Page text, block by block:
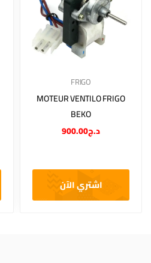
FRIGO
MOTEUR VENTILO FRIGO
BEKO
د.ج900.00
اشتري الآن